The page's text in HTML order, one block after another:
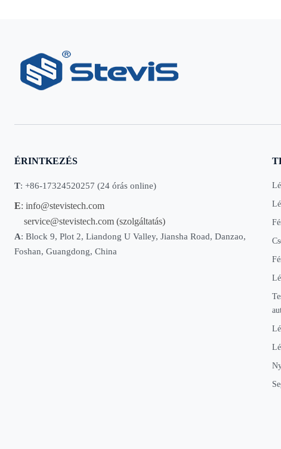
ÉRINTKEZÉS
T: +86-17324520257 (24 órás online)
E: info@stevistech.com
service@stevistech.com (szolgáltatás)
A: Block 9, Plot 2, Liandong U Valley, Jiansha Road, Danzao,
Foshan, Guangdong, China